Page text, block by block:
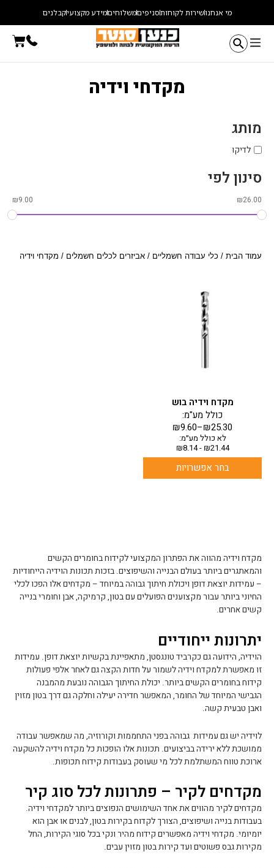
מי אנחנושירות לקוחותסניפיםמשלוחיםמידע מקצועיקבלנים
מקדחי וידיה
מותג
לדיקו
סינון לפי
₪9.00 ₪26.00
עמוד הבית / כלי עבודה חשמליים / אביזרים לכלים חשמלים / מקדחי וידיה
מקדח וידיה בוש
₪9.60–₪25.30
כולל מע"מ:
לא כולל מע״מ:
₪21.44
-
₪8.14
בחר אפשרויות
זה
יש
מספר
סוגים.
ניתן
את
המוצר
מקדח וידיה מהווה את הפתרון המקצועי לקידוח בחומרים הקשים
והמאתגרים ביותר בעולם הבנייה והשיפוצים. בזכות תכונות הוידיה הייחודיות
– עמידות יוצאת דופן ויכולת חיתוך גבוהה במיוחד – מקדחים אלו הפכו לכלי
החיוני ביותר עבור מקצוענים הפועלים עם בטון, קרמיקה, אבן וחומרי בנייה
קשים אחרים.
יתרונות ייחודיים
הוידיה, הידועה גם כקרביד טונגסטן, מתאפיינת בקשיות יוצאת דופן. עמידות
זו מאפשרת למקדח וידיה לשמור על חדות הקצה גם לאחר אלפי פעולות
קידוח בחומרים הקשים ביותר. יכולת החיתוך הגבוהה נובעת מהמבנה
הגבישי המיוחד של החומר, המאפשר חדירה יעילה וחלקה גם דרך בטון מזוין
ואבן טבעית קשה.
לוידיה יש גם עמידות גבוהה בפני התחממות וקורוזיה, מה שמאפשר עבודה
ממושכת ללא ירידה בביצועים. תכונות אלו הופכות כל מקדח וידיה להשקעה
ארוכת טווח המשתלמת לכל מי שעוסק בעבודות קידוח תכופות.
מקדחים לקיר – פתרונות לכל סוג קיר
מקדחים לקיר מהווים את אחד השימושים הנפוצים ביותר למקדחי וידיה.
בעבודות בנייה ושיפוצים, הצורך לקדוח בקירות בטון, לבנים או אבן הוא
יומיומי. מקדחי וידיה מאפשרים קידוח מהיר ונקי בכל סוגי הקירות, החל
מקירות גבס פשוטים ועד קירות בטון מזוין עבים.